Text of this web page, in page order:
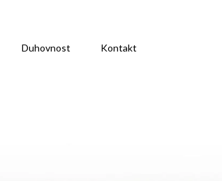
Duhovnost Kontakt